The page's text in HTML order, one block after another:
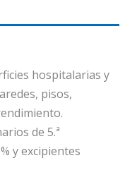
hospitalarias y
pisos,
de 5.ª
y excipientes